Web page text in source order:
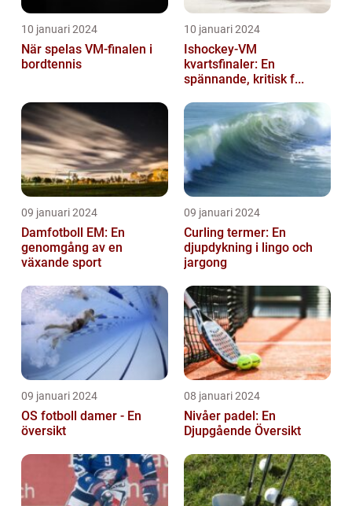
10 januari 2024
När spelas VM-finalen i
bordtennis
10 januari 2024
Ishockey-VM
kvartsfinaler: En
spännande, kritisk f...
09 januari 2024
Damfotboll EM: En
genomgång av en
växande sport
09 januari 2024
Curling termer: En
djupdykning i lingo och
jargong
09 januari 2024
OS fotboll damer - En
översikt
08 januari 2024
Nivåer padel: En
Djupgående Översikt